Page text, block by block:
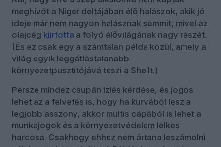
meghívót a Niger deltájában élő halászok, akik jó
ideje már nem nagyon halásznak semmit, mivel az
olajcég kiirtotta a folyó élővilágának nagy részét.
(És ez csak egy a számtalan példa közül, amely a
világ egyik leggátlástalanabb
környezetpusztítójává teszi a Shellt.)
Persze mindez csupán ízlés kérdése, és jogos
lehet az a felvetés is, hogy ha kurvából lesz a
legjobb asszony, akkor multis cápából is lehet a
munkajogok és a környezetvédelem lelkes
harcosa. Csakhogy ehhez nem ártana leszámolni